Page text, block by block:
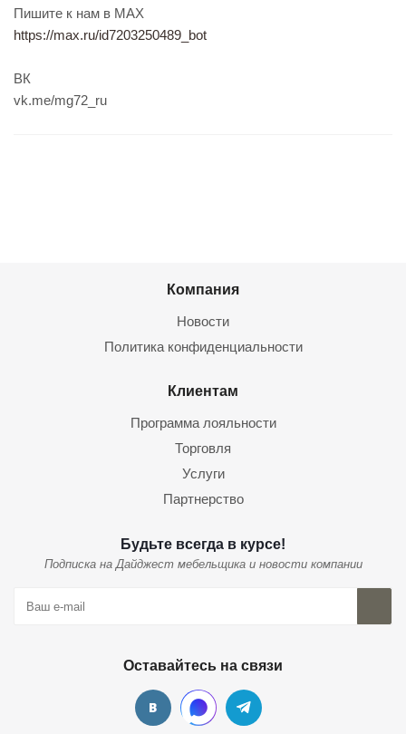
Пишите к нам в МАХ
https://max.ru/id7203250489_bot
ВК
vk.me/mg72_ru
Компания
Новости
Политика конфиденциальности
Клиентам
Программа лояльности
Торговля
Услуги
Партнерство
Будьте всегда в курсе!
Подписка на Дайджест мебельщика и новости компании
Оставайтесь на связи